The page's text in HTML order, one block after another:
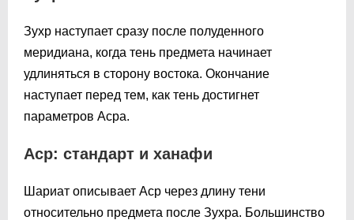
Зухр наступает сразу после полуденного
меридиана, когда тень предмета начинает
удлиняться в сторону востока. Окончание
наступает перед тем, как тень достигнет
параметров Асра.
Аср: стандарт и ханафи
Шариат описывает Аср через длину тени
относительно предмета после Зухра. Большинство